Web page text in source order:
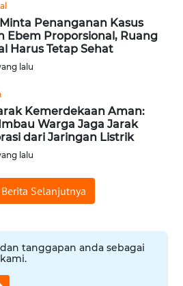
Penanganan Kasus
Ebem Proporsional, Ruang
Harus Tetap Sehat
lalu
Kemerdekaan Aman:
Warga Jaga Jarak
dari Jaringan Listrik
lalu
Selanjutnya
tanggapan anda sebagai